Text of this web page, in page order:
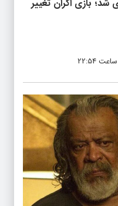
بازی اکران تغییر